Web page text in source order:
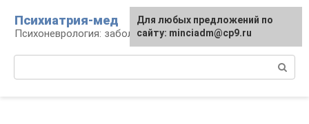
контенту
Психиатрия-мед
Психоневрология: заболевания и терапия
Для любых предложений по
сайту: minciadm@cp9.ru